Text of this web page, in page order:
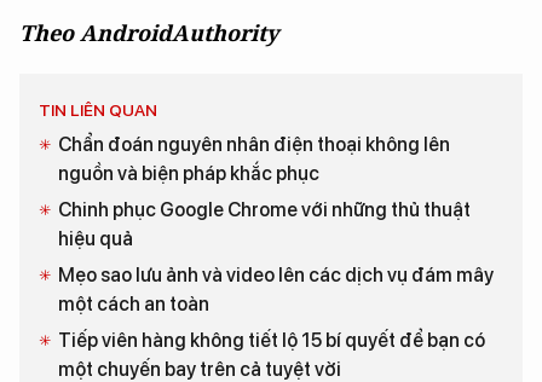
Theo AndroidAuthority
TIN LIÊN QUAN
Chẩn đoán nguyên nhân điện thoại không lên
nguồn và biện pháp khắc phục
Chinh phục Google Chrome với những thủ thuật
hiệu quả
Mẹo sao lưu ảnh và video lên các dịch vụ đám mây
một cách an toàn
Tiếp viên hàng không tiết lộ 15 bí quyết để bạn có
một chuyến bay trên cả tuyệt vời